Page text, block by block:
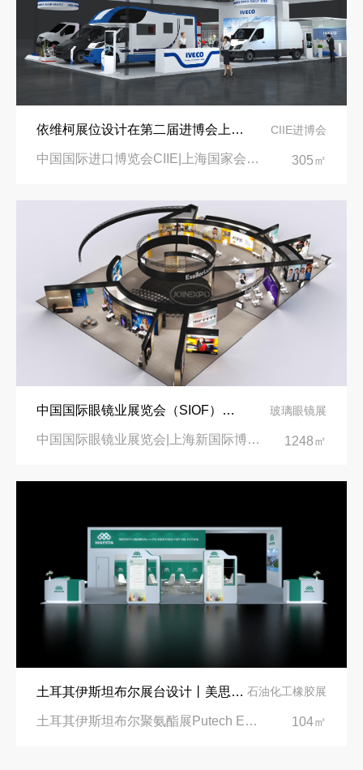
依维柯展位设计在第二届进博会上吸引万千瞩目 CIIE进博会
中国国际进口博览会CIIE|上海国家会展中心 305㎡
中国国际眼镜业展览会（SIOF）‌展台设计搭建-眼镜业巨头依视路陆逊梯卡 玻璃眼镜展
中国国际眼镜业展览会|上海新国际博览中心‌ 1248㎡
土耳其伊斯坦布尔展台设计丨美思德创新产品，打造聚氨酯行业标杆 石油化工橡胶展
土耳其伊斯坦布尔聚氨酯展Putech Eurasia|土耳其国际会展中心 104㎡